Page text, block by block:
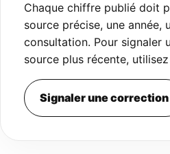
Chaque chiffre publié doit
source précise, une année,
consultation. Pour signaler
source plus récente,
Signaler une correction